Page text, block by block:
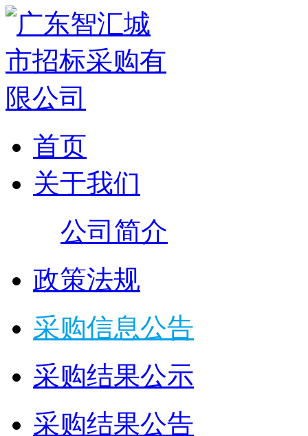
首页
关于我们
公司简介
政策法规
采购信息公告
采购结果公示
采购结果公告